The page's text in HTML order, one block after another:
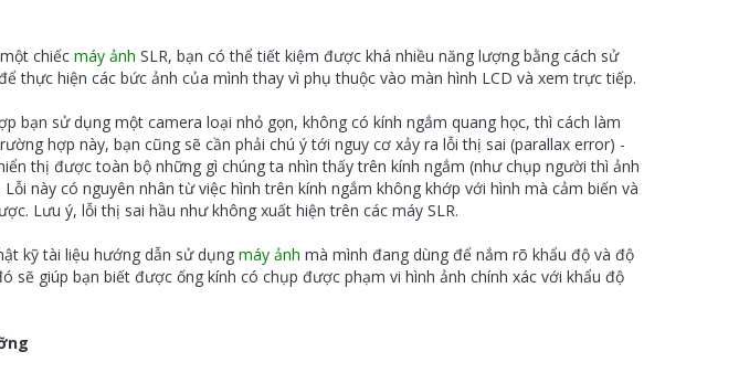
chiếc máy ảnh SLR, bạn có thể tiết kiệm được khá nhiều năng lượng bằng cách sử
thực hiện các bức ảnh của mình thay vì phụ thuộc vào màn hình LCD và xem trực tiếp.
bạn sử dụng một camera loại nhỏ gọn, không có kính ngắm quang học, thì cách làm
hợp này, bạn cũng sẽ cần phải chú ý tới nguy cơ xảy ra lỗi thị sai (parallax error) -
thị được toàn bộ những gì chúng ta nhìn thấy trên kính ngắm (như chụp người thì ảnh
Lỗi này có nguyên nhân từ việc hình trên kính ngắm không khớp với hình mà cảm biến và
Lưu ý, lỗi thị sai hầu như không xuất hiện trên các máy SLR.
kỹ tài liệu hướng dẫn sử dụng máy ảnh mà mình đang dùng để nắm rõ khẩu độ và độ
sẽ giúp bạn biết được ống kính có chụp được phạm vi hình ảnh chính xác với khẩu độ